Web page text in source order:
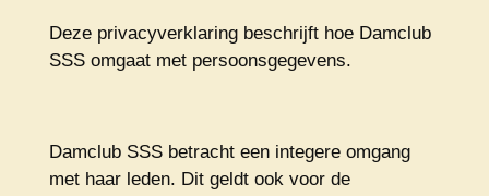
Deze privacyverklaring beschrijft hoe Damclub
SSS omgaat met persoonsgegevens.
Damclub SSS betracht een integere omgang
met haar leden. Dit geldt ook voor de